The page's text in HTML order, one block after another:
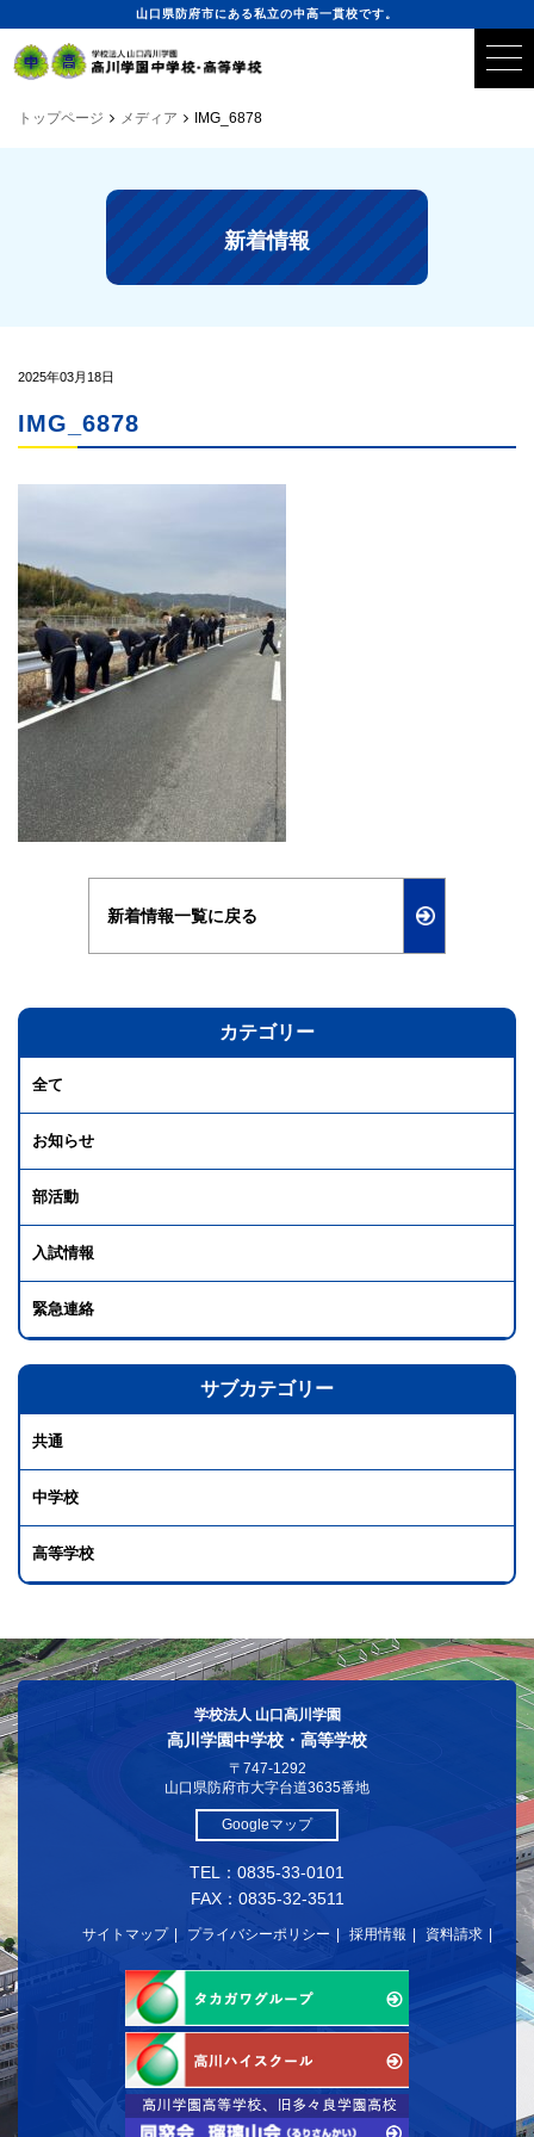
山口県防府市にある私立の中高一貫校です。
トップページ メディア IMG_6878
新着情報
2025年03月18日
IMG_6878
新着情報一覧に戻る
カテゴリー
全て
お知らせ
部活動
入試情報
緊急連絡
サブカテゴリー
共通
中学校
高等学校
学校法人 山口高川学園
高川学園中学校・高等学校
〒747-1292
山口県防府市大字台道3635番地
Googleマップ
TEL：0835-33-0101
FAX：0835-32-3511
サイトマップ プライバシーポリシー 採用情報 資料請求